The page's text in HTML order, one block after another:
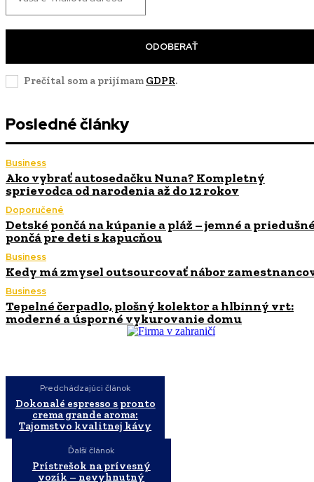
ODOBERAŤ
Prečítal som a prijímam GDPR.
Posledné články
Business
Ako vybrať autosedačku Nuna? Kompletný
sprievodca od narodenia až do 12 rokov
Doporučené
Detské pončá na kúpanie a pláž – jemné a
pončá pre deti s kapucňou
Business
Kedy má zmysel outsourcovať nábor
Business
Tepelné čerpadlo, plošný kolektor a hlbinný vrt:
moderné a úsporné vykurovanie domu
Predchádzajúci článok
Dokonalé espresso s pronto
crema grande aroma:
Tajomstvo kvalitnej kávy
Ďalší článok
Prístrešok na prívesný
vozík – nevyhnutný